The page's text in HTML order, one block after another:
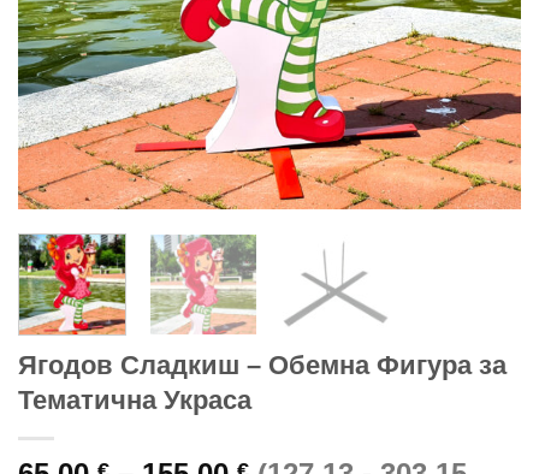
Ягодов Сладкиш – Обемна Фигура за
Тематична Украса